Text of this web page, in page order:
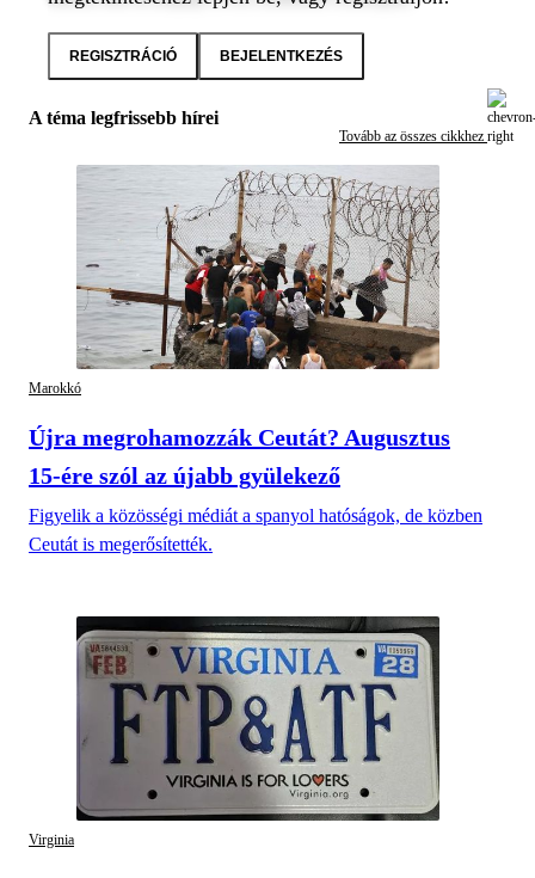
REGISZTRÁCIÓ BEJELENTKEZÉS
A téma legfrissebb hírei
Tovább az összes cikkhez
Marokkó
Újra megrohamozzák Ceutát? Augusztus
15-ére szól az újabb gyülekező
Figyelik a közösségi médiát a spanyol hatóságok, de közben
Ceutát is megerősítették.
Virginia